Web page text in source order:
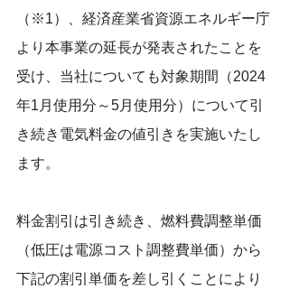
（※1）、経済産業省資源エネルギー庁
より 本事業の延長が発表されたことを
受け、当社についても対象期間（2024
年1月使用分～5月使用分）について引
き続き電気料金の値引きを実施いたし
ます。
料金割引は引き続き、燃料費調整単価
（低圧は電源コスト調整費単価）から
下記の割引単価を差し引くことにより